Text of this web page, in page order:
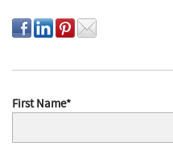
First Name*